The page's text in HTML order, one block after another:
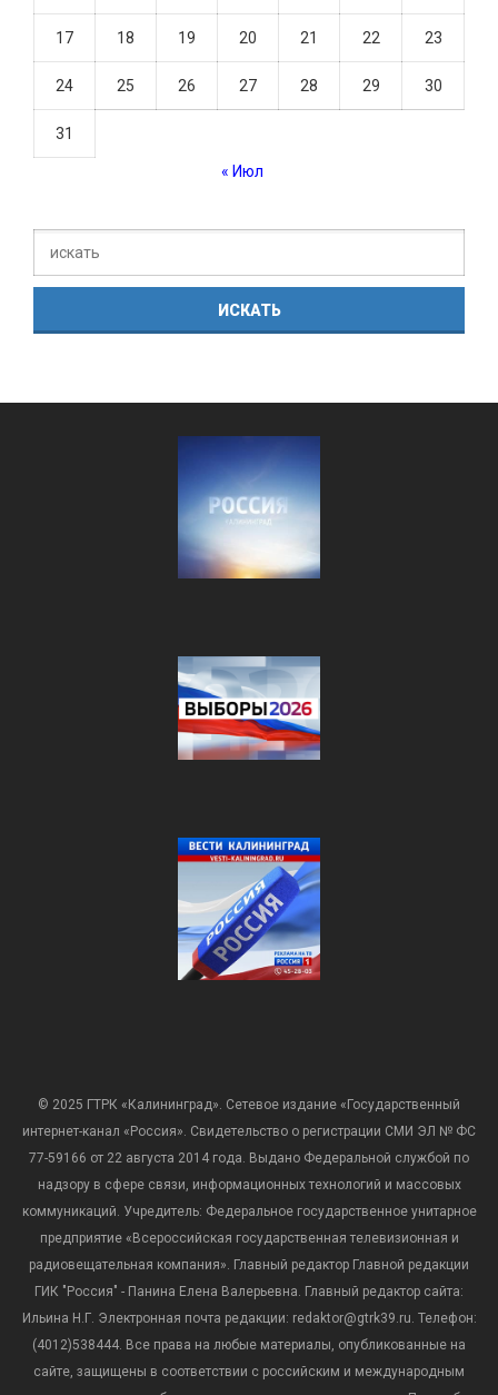
17 18 19 20 21 22 23
24 25 26 27 28 29 30
31
« Июл
© 2025 ГТРК «Калининград». Сетевое издание «Государственный
интернет-канал «Россия». Свидетельство о регистрации СМИ ЭЛ № ФС
77-59166 от 22 августа 2014 года. Выдано Федеральной службой по
надзору в сфере связи, информационных технологий и массовых
коммуникаций. Учредитель: Федеральное государственное унитарное
предприятие «Всероссийская государственная телевизионная и
радиовещательная компания». Главный редактор Главной редакции
ГИК "Россия" - Панина Елена Валерьевна. Главный редактор сайта:
Ильина Н.Г. Электронная почта редакции: redaktor@gtrk39.ru. Телефон:
(4012)538444. Все права на любые материалы, опубликованные на
сайте, защищены в соответствии с российским и международным